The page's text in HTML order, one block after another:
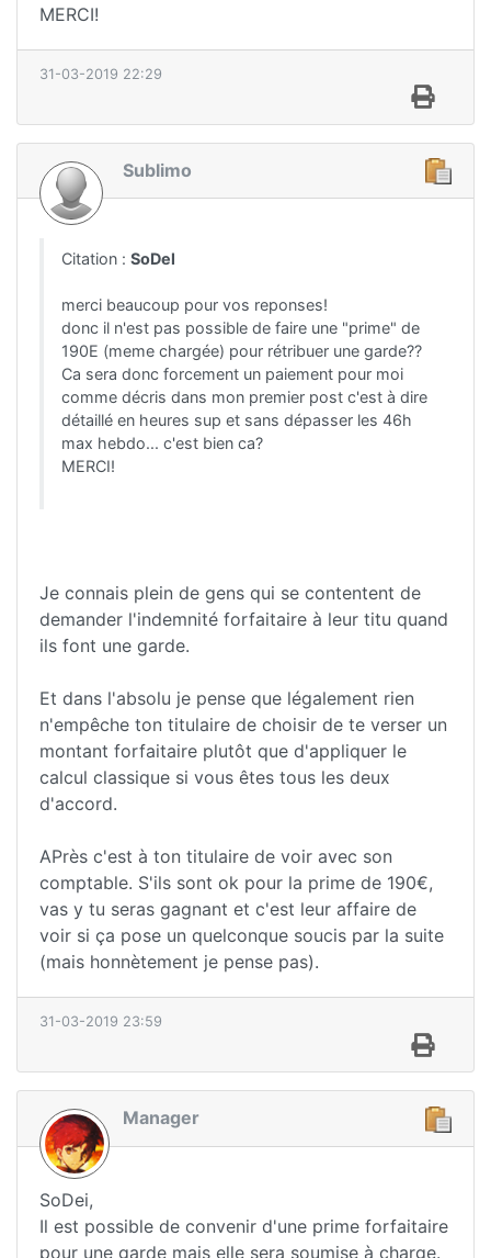
MERCI!
31-03-2019 22:29
Sublimo
Citation : SoDel
merci beaucoup pour vos reponses!
donc il n'est pas possible de faire une "prime" de
190E (meme chargée) pour rétribuer une garde??
Ca sera donc forcement un paiement pour moi
comme décris dans mon premier post c'est à dire
détaillé en heures sup et sans dépasser les 46h
max hebdo... c'est bien ca?
MERCI!
Je connais plein de gens qui se contentent de
demander l'indemnité forfaitaire à leur titu quand
ils font une garde.
Et dans l'absolu je pense que légalement rien
n'empêche ton titulaire de choisir de te verser un
montant forfaitaire plutôt que d'appliquer le
calcul classique si vous êtes tous les deux
d'accord.
APrès c'est à ton titulaire de voir avec son
comptable. S'ils sont ok pour la prime de 190€,
vas y tu seras gagnant et c'est leur affaire de
voir si ça pose un quelconque soucis par la suite
(mais honnètement je pense pas).
31-03-2019 23:59
Manager
SoDei,
Il est possible de convenir d'une prime forfaitaire
pour une garde mais elle sera soumise à charge.